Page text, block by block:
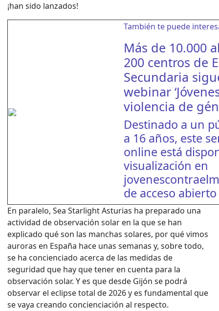
¡han sido lanzados!
También te puede
Más de 10.000
200 centros de
Secundaria
webinar
violencia de
Destinado a un
a 16 años, este
online está
visualización en
de acceso
En paralelo, Sea Starlight Asturias ha preparado una
actividad de observación solar en la que se han
explicado qué son las manchas solares, por qué vimos
auroras en España hace unas semanas y, sobre todo,
se ha concienciado acerca de las medidas de
seguridad que hay que tener en cuenta para la
observación solar. Y es que desde Gijón se podrá
observar el eclipse total de 2026 y es fundamental que
se vaya creando concienciación al respecto.